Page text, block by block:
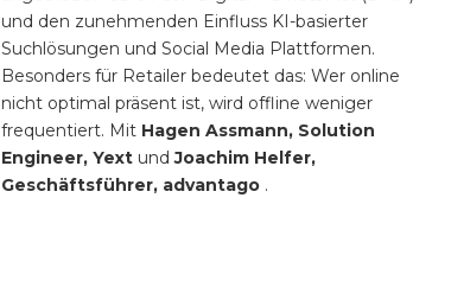
und den zunehmenden Einfluss KI-basierter
Suchlösungen und Social Media Plattformen.
Besonders für Retailer bedeutet das: Wer online
nicht optimal präsent ist, wird offline weniger
frequentiert. Mit Hagen Assmann, Solution
Engineer, YextundJoachim Helfer,
Geschäftsführer, advantago.